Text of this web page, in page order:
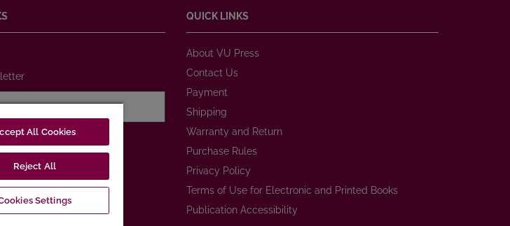
Policy
QUICK LINKS
About VU Press
Contact Us
Payment
Shipping
Warranty and Return
Purchase Rules
Privacy Policy
Terms of Use for Electronic and Printed Books
Publication Accessibility
All Cookies
Reject All
Settings